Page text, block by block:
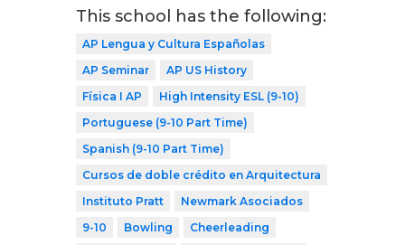
This school has the following:
AP Lengua y Cultura Españolas
AP Seminar
AP US History
Física I AP
High Intensity ESL (9-10)
Portuguese (9-10 Part Time)
Spanish (9-10 Part Time)
Cursos de doble crédito en Arquitectura
Instituto Pratt
Newmark Asociados
9-10
Bowling
Cheerleading